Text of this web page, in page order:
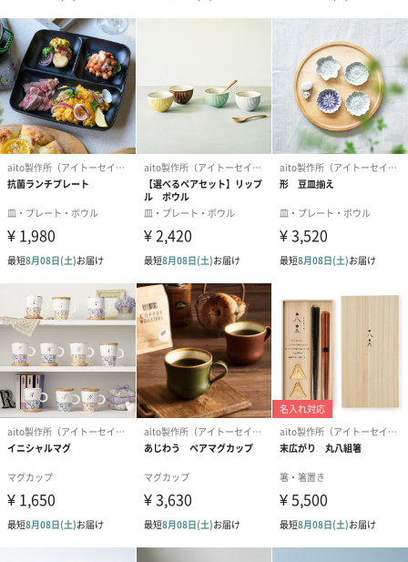
「ときめき」・・・使うのが楽しみになる、心が弾む、使いたく
なるもの
3つの思いをこめてものづくりをしています。
自然を感じさせるワイルドなデザイン
一つ一つ仕上がりが違うリッジシリーズのオーバルプレートは、
個性的なデザインを好む方におすすめです。よく見るとグラデー
ションになっている部分もあるので、じっくりプレートのデザイ
ンを楽しみたくなります。性別を別を問わないカラーは幅広い年
代の方にお使いいただけます。
商品詳細情報
原材料
磁器
幅・高さ
253mm・38mm
商品パッケー
ジ全体重量